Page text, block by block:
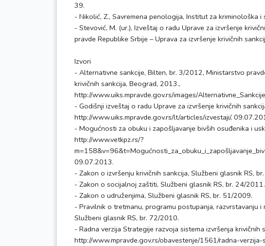
39.
- Nikolić, Z., Savremena penologija, Institut za kriminološka
- Stevović, M. (ur.), Izveštaj o radu Uprave za izvršenje
pravde Republike Srbije – Uprava za izvršenje krivičnih
Izvori
- Alternativne sankcije, Bilten, br. 3/2012, Ministarstvo
krivičnih sankcija, Beograd, 2013.,
http://www.uiks.mpravde.gov.rs/images/
- Godišnji izveštaj o radu Uprave za izvršenje krivičnih
http://www.uiks.mpravde.gov.rs/lt/articles/izvestaji/,
- Mogućnosti za obuku i zapošljavanje bivših osuđenika i
http://www.vetkpz.rs/?
09.07.2013.
- Zakon o izvršenju krivičnih sankcija, Službeni glasnik RS,
- Zakon o socijalnoj zaštiti, Službeni glasnik RS, br. 24/2011.
- Zakon o udruženjima, Službeni glasnik RS, br. 51/2009.
- Pravilnik o tretmanu, programu postupanja, razvrstavanju
Službeni glasnik RS, br. 72/2010.
- Radna verzija Strategije razvoja sistema izvršenja
http://www.mpravde.gov.rs/obavestenje/1561/radna-